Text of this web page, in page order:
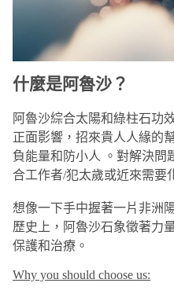
什麼是阿魯沙？
阿魯沙綜合太陽和綠柱石功
正面影響，招來貴人人緣的
負能量和防小人 。對解決問
合工作者/犯太歲或近來需要
想像一下手中握著一片非洲
歷史上，阿魯沙石象徵著力
保護和治療。
Why you should choose us: